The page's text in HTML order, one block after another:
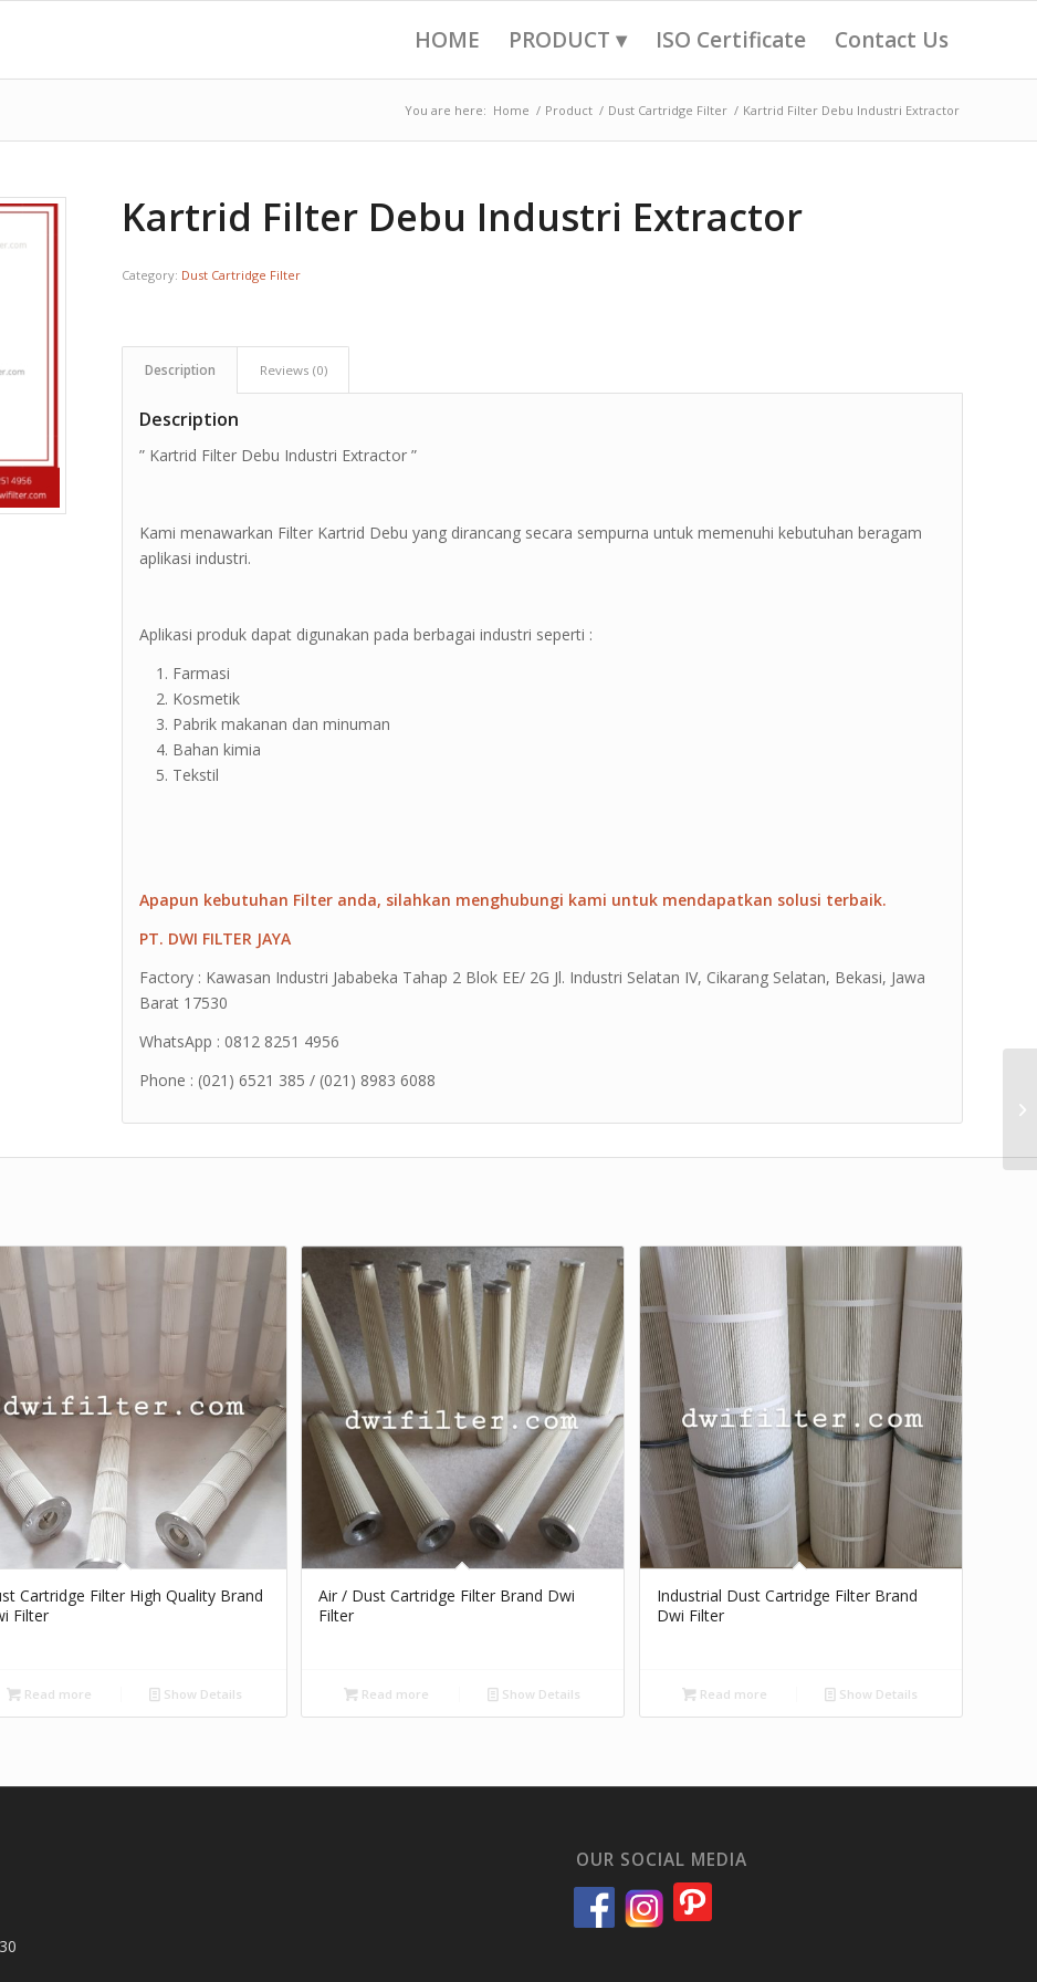
HOME PRODUCT ▾ ISO Certificate Contact Us
You are here: Home / Product / Dust Cartridge Filter / Kartrid Filter Debu Industri Extractor
Kartrid Filter Debu Industri Extractor
Category: Dust Cartridge Filter
Description Reviews (0)
Description
” Kartrid Filter Debu Industri Extractor ”
Kami menawarkan Filter Kartrid Debu yang dirancang secara sempurna untuk memenuhi kebutuhan beragam
aplikasi industri.
Aplikasi produk dapat digunakan pada berbagai industri seperti :
Farmasi
Kosmetik
Pabrik makanan dan minuman
Bahan kimia
Tekstil
Apapun kebutuhan Filter anda, silahkan menghubungi kami untuk mendapatkan solusi terbaik.
PT. DWI FILTER JAYA
Factory : Kawasan Industri Jababeka Tahap 2 Blok EE/ 2G Jl. Industri Selatan IV, Cikarang Selatan, Bekasi, Jawa
Barat 17530
WhatsApp : 0812 8251 4956
Phone : (021) 6521 385 / (021) 8983 6088
Cartridge Filter High Quality Brand
Filter
Read more Show Details
Air / Dust Cartridge Filter Brand Dwi
Filter
Read more Show Details
Industrial Dust Cartridge Filter Brand
Dwi Filter
Read more Show Details
OUR SOCIAL MEDIA